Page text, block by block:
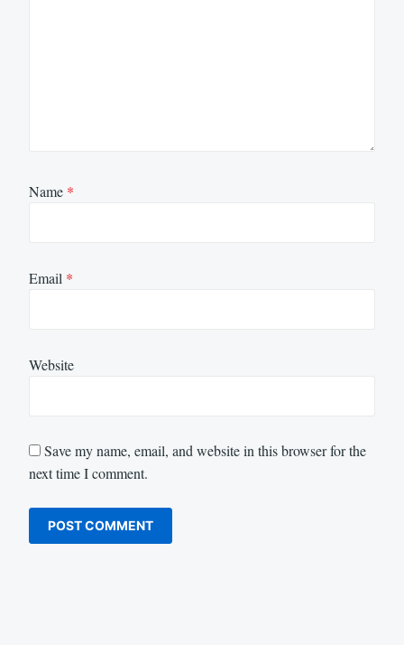
Name *
Email *
Website
Save my name, email, and website in this browser for the
next time I comment.